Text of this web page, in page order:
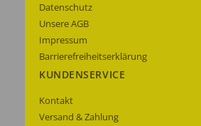
Datenschutz
Unsere AGB
Impressum
Barrierefreiheitserklärung
KUNDENSERVICE
Kontakt
Versand & Zahlung